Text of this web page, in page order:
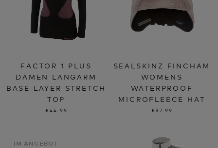
FACTOR 1 PLUS
DAMEN LANGARM
BASE LAYER STRETCH
TOP
£44.99
SEALSKINZ FINCHAM
WOMENS
WATERPROOF
MICROFLEECE HAT
£37.99
IM ANGEBOT